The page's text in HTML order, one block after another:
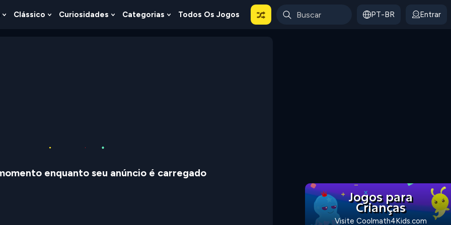
Show
Clássico Show
Curiosidades Show
Categorias Show
Todos Os Jogos PT-BR Entrar
enquanto seu anúncio é carregado
Jogos para
Crianças
Visite Coolmath4Kids.com